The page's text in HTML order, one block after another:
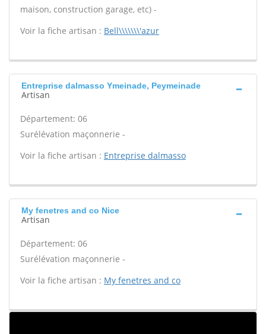
maison, construction garage, etc) -
Voir la fiche artisan : Bell\\\\\\\'azur
Entreprise dalmasso Ymeinade, Peymeinade
Artisan
Département: 06
Surélévation maçonnerie -
Voir la fiche artisan : Entreprise dalmasso
My fenetres and co Nice
Artisan
Département: 06
Surélévation maçonnerie -
Voir la fiche artisan : My fenetres and co